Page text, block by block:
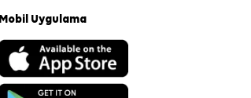
Mobil Uygulama